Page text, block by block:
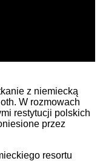
z niemiecką
W rozmowach
restytucji polskich
przez
resortu